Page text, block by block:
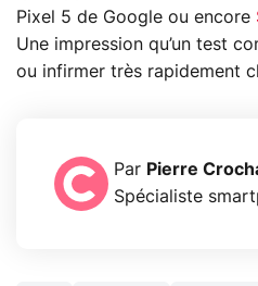
Pixel 5 de Google ou encore
Une impression qu’un test
ou infirmer très rapidement
Par Pierre
Spécialiste